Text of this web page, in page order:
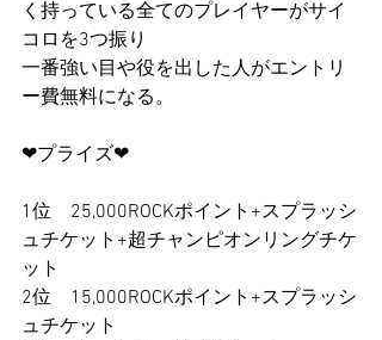
く持っている全てのプレイヤーがサイ
コロを3つ振り
一番強い目や役を出した人がエントリ
ー費無料になる。
❤プライズ❤
1位　25,000ROCKポイント+スプラッシ
ュチケット+超チャンピオンリングチケ
ット
2位　15,000ROCKポイント+スプラッシ
ュチケット